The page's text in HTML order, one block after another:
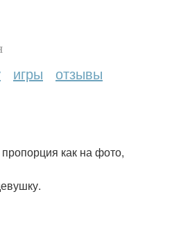
игры отзывы
как на фото,